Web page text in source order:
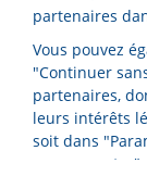
sont les
En savoir plus
partenaires
Vous pouvez
"Continuer
partenaires,
leurs intérêts
soit dans
sans accepter".